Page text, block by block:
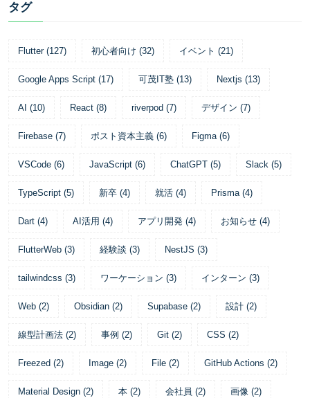
タグ
Flutter (127) 初心者向け (32) イベント (21)
Google Apps Script (17) 可茂IT塾 (13) Nextjs (13)
AI (10) React (8) riverpod (7) デザイン (7)
Firebase (7) ポスト資本主義 (6) Figma (6)
VSCode (6) JavaScript (6) ChatGPT (5) Slack (5)
TypeScript (5) 新卒 (4) 就活 (4) Prisma (4)
Dart (4) AI活用 (4) アプリ開発 (4) お知らせ (4)
FlutterWeb (3) 経験談 (3) NestJS (3)
tailwindcss (3) ワーケーション (3) インターン (3)
Web (2) Obsidian (2) Supabase (2) 設計 (2)
線型計画法 (2) 事例 (2) Git (2) CSS (2)
Freezed (2) Image (2) File (2) GitHub Actions (2)
Material Design (2) 本 (2) 会社員 (2) 画像 (2)